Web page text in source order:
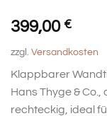
399,00 €
zzgl. Versandkosten
Klappbarer
Hans Thyge &
rechteckig, ideal